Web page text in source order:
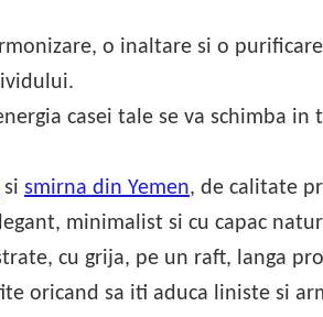
o inaltare si o
casei tale se va schimba
si smirna din Yemen, de calitate
minimalist si cu capac
cu grija, pe un raft, langa
oricand sa iti aduca liniste si